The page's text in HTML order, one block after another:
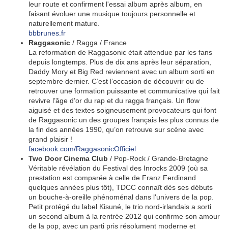
leur route et confirment l'essai album après album, en
faisant évoluer une musique toujours personnelle et
naturellement mature.
bbbrunes.fr
Raggasonic / Ragga / France
La reformation de Raggasonic était attendue par les fans
depuis longtemps. Plus de dix ans après leur séparation,
Daddy Mory et Big Red reviennent avec un album sorti en
septembre dernier. C’est l’occasion de découvrir ou de
retrouver une formation puissante et communicative qui fait
revivre l’âge d’or du rap et du ragga français. Un flow
aiguisé et des textes soigneusement provocateurs qui font
de Raggasonic un des groupes français les plus connus de
la fin des années 1990, qu’on retrouve sur scène avec
grand plaisir !
facebook.com/RaggasonicOfficiel
Two Door Cinema Club / Pop-Rock / Grande-Bretagne
Véritable révélation du Festival des Inrocks 2009 (où sa
prestation est comparée à celle de Franz Ferdinand
quelques années plus tôt), TDCC connaît dès ses débuts
un bouche-à-oreille phénoménal dans l'univers de la pop.
Petit protégé du label Kisuné, le trio nord-irlandais a sorti
un second album à la rentrée 2012 qui confirme son amour
de la pop, avec un parti pris résolument moderne et